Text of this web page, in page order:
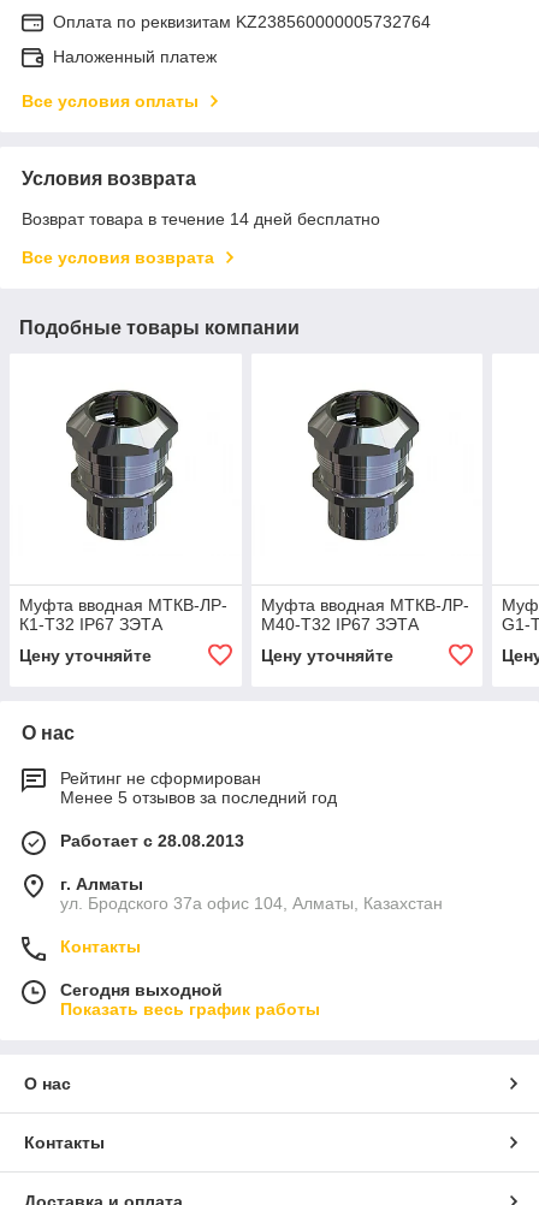
Оплата по реквизитам KZ238560000005732764
Наложенный платеж
Все условия оплаты
Условия возврата
Возврат товара в течение 14 дней бесплатно
Все условия возврата
Подобные товары компании
Муфта вводная МТКВ-ЛР-
К1-Т32 IP67 ЗЭТА
Цену уточняйте
Муфта вводная МТКВ-ЛР-
М40-Т32 IP67 ЗЭТА
Цену уточняйте
G1-
О нас
Рейтинг не сформирован
Менее 5 отзывов за последний год
Работает с 28.08.2013
г. Алматы
ул. Бродского 37а офис 104, Алматы, Казахстан
Контакты
Сегодня выходной
Показать весь график работы
О нас
Контакты